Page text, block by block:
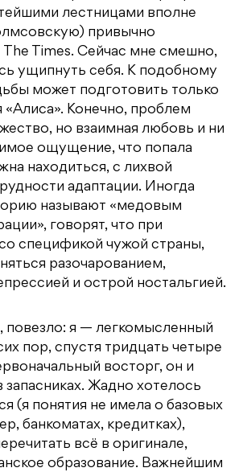
лестницами вполне
привычно
The Times. Сейчас мне смешно,
ущипнуть себя. К подобному
может подготовить только
«Алиса». Конечно, проблем
но взаимная любовь и ни
ощущение, что попала
находиться, с лихвой
адаптации. Иногда
называют «медовым
говорят, что при
спецификой чужой страны,
разочарованием,
и острой ностальгией.
повезло: я — легкомысленный
пор, спустя тридцать четыре
восторг, он и
запасниках. Жадно хотелось
(я понятия не имела о базовых
банкоматах, кредитках),
всё в оригинале,
образование. Важнейшим